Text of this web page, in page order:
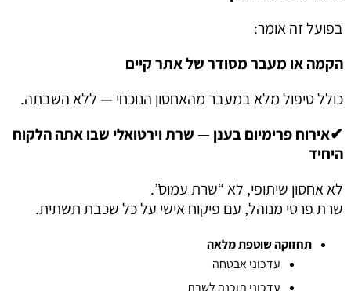
בפועל זה אומר:
הקמה או מעבר מסודר של אתר קיים
כולל טיפול מלא במעבר מהאחסון הנוכחי — ללא השבתה.
✔אירוח פרימיום בענן — שרת וירטואלי שבו אתה הלקוח
היחיד
לא אחסון שיתופי, לא “שרת עמוס”.
שרת פרטי מנוהל, עם פיקוח אישי על כל שכבת תשתית.
תחזוקה שוטפת מלאה
עדכוני אבטחה
עדכוני תוכנה לשרת